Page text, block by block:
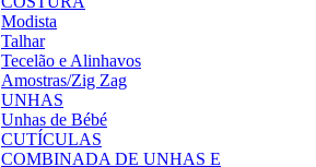
Modista
Talhar
Tecelão e Alinhavos
Amostras/Zig Zag
UNHAS
Unhas de Bébé
CUTÍCULAS
COMBINADA DE UNHAS E